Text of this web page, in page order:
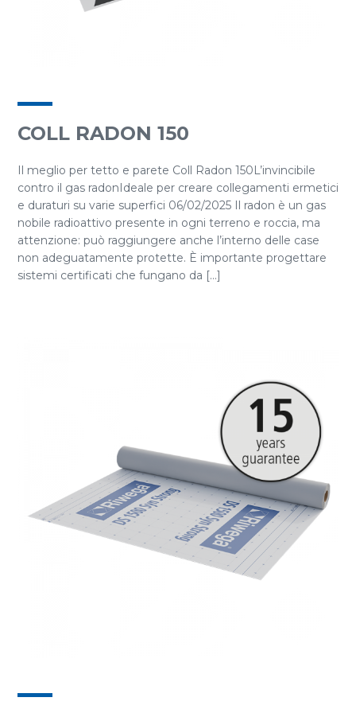
COLL RADON 150
Il meglio per tetto e parete Coll Radon 150L’invincibile
contro il gas radonIdeale per creare collegamenti ermetici
e duraturi su varie superfici 06/02/2025 Il radon è un gas
nobile radioattivo presente in ogni terreno e roccia, ma
attenzione: può raggiungere anche l’interno delle case
non adeguatamente protette. È importante progettare
sistemi certificati che fungano da [...]